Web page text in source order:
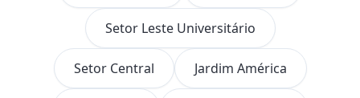
Setor Leste Universitário
Setor Central Jardim América